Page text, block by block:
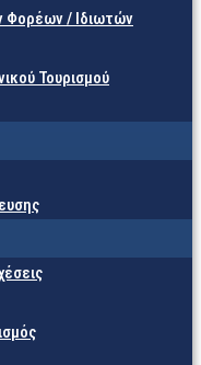
Φορέων / Ιδιωτών
Τουρισμού